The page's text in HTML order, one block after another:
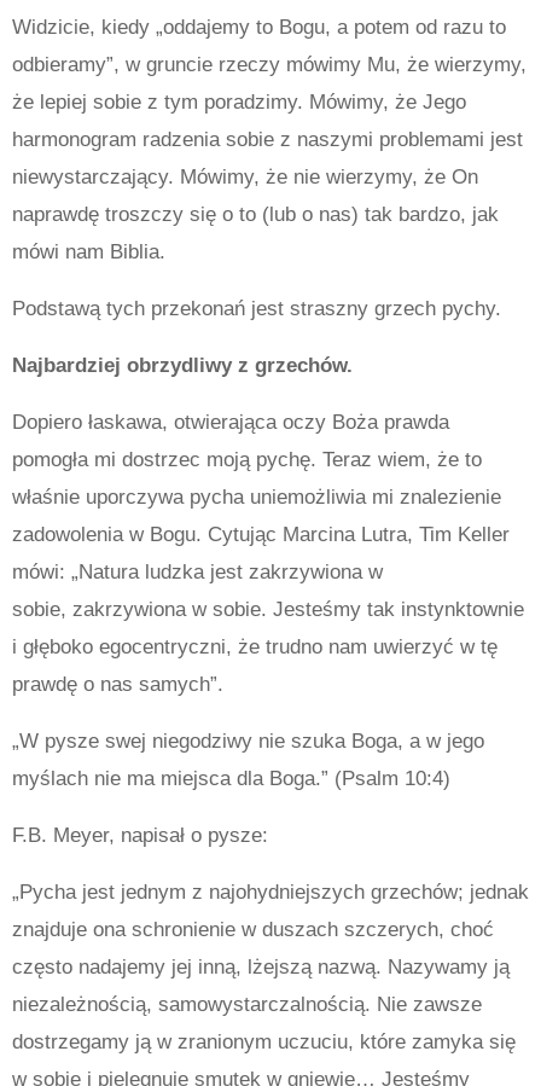
Widzicie, kiedy „oddajemy to Bogu, a potem od razu to
odbieramy”, w gruncie rzeczy mówimy Mu, że wierzymy,
że lepiej sobie z tym poradzimy. Mówimy, że Jego
harmonogram radzenia sobie z naszymi problemami jest
niewystarczający. Mówimy, że nie wierzymy, że On
naprawdę troszczy się o to (lub o nas) tak bardzo, jak
mówi nam Biblia.
Podstawą tych przekonań jest straszny grzech pychy.
Najbardziej obrzydliwy z grzechów.
Dopiero łaskawa, otwierająca oczy Boża prawda
pomogła mi dostrzec moją pychę. Teraz wiem, że to
właśnie uporczywa pycha uniemożliwia mi znalezienie
zadowolenia w Bogu. Cytując Marcina Lutra, Tim Keller
mówi: „Natura ludzka jest zakrzywiona w
sobie, zakrzywiona w sobie. Jesteśmy tak instynktownie
i głęboko egocentryczni, że trudno nam uwierzyć w tę
prawdę o nas samych”.
„W pysze swej niegodziwy nie szuka Boga, a w jego
myślach nie ma miejsca dla Boga.” (Psalm 10:4)
F.B. Meyer, napisał o pysze:
„Pycha jest jednym z najohydniejszych grzechów; jednak
znajduje ona schronienie w duszach szczerych, choć
często nadajemy jej inną, lżejszą nazwą. Nazywamy ją
niezależnością, samowystarczalnością. Nie zawsze
dostrzegamy ją w zranionym uczuciu, które zamyka się
w sobie i pielęgnuje smutek w gniewie… Jesteśmy